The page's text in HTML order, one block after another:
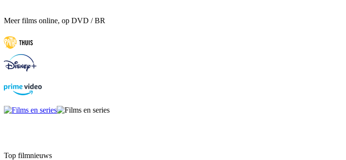
Meer films online, op DVD / BR
Top filmnieuws